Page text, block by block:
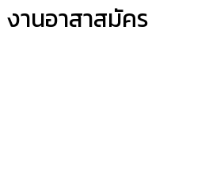
งานอาสาสมัคร